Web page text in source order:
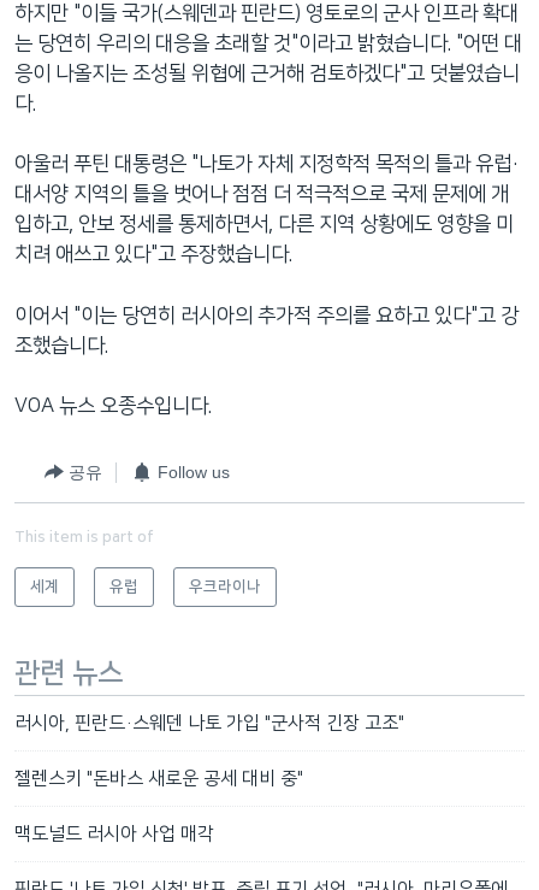
하지만 "이들 국가(스웨덴과 핀란드) 영토로의 군사 인프라 확대
는 당연히 우리의 대응을 초래할 것"이라고 밝혔습니다. "어떤 대
응이 나올지는 조성될 위협에 근거해 검토하겠다"고 덧붙였습니
다.
아울러 푸틴 대통령은 "나토가 자체 지정학적 목적의 틀과 유럽·
대서양 지역의 틀을 벗어나 점점 더 적극적으로 국제 문제에 개
입하고, 안보 정세를 통제하면서, 다른 지역 상황에도 영향을 미
치려 애쓰고 있다"고 주장했습니다.
이어서 "이는 당연히 러시아의 추가적 주의를 요하고 있다"고 강
조했습니다.
VOA 뉴스 오종수입니다.
공유 Follow us
This item is part of
세계 유럽 우크라이나
관련 뉴스
러시아, 핀란드·스웨덴 나토 가입 "군사적 긴장 고조"
젤렌스키 "돈바스 새로운 공세 대비 중"
맥도널드 러시아 사업 매각